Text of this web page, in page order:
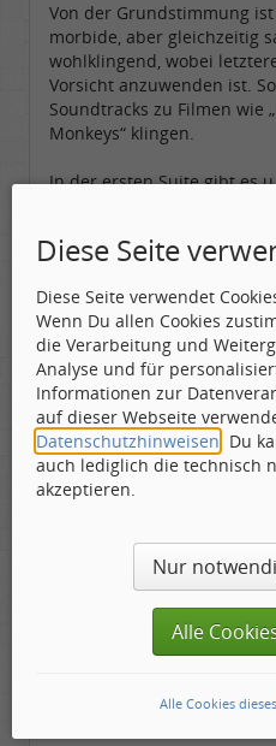
Von der Grundstimmung
morbide, aber gleichzeitig
wohlklingend, wobei
Vorsicht anzuwenden ist.
Soundtracks zu Filmen wie
Monkeys“ klingen.
In der ersten Suite gibt es
verloren klingende
oder „Vergessen“ . Beide
zur Musik eher
ständig von „Fischen“
Geheimnis der beiden. Das
„Vorsicht Glass“ bringt
Sequencerrhythmen, die
Head mit Brian Eno, aber
jayAge.
darauffolgende Suite ein,
Unterbrechung mit einem
verfremdeten Monolog,
die beiden Teilen
zum Besten gibt.
diese drei Teile ethnisch
Diese Seite
Diese Seite verwendet
Wenn Du allen Cookies
die Verarbeitung und
Analyse und für
Informationen zur
auf dieser Webseite
Datenschutzhinweisen . Du
auch lediglich die technisch
akzeptieren.
Nur
Alle
Alle Cookies